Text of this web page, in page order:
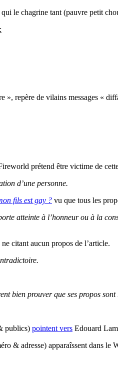
le chagrine tant (pauvre petit
repère de vilains messages «
prétend être victime de
d’une personne.
fils est gay ? vu que tous les
atteinte à l’honneur ou à la
citant aucun propos de l’article.
bien prouver que ses propos
publics) pointent vers Edouard
& adresse) apparaîssent dans le